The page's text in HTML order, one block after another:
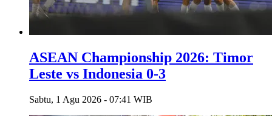
ASEAN Championship 2026: Timor
Leste vs Indonesia 0-3
Sabtu, 1 Agu 2026 - 07:41 WIB